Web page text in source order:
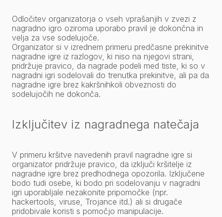
Odločitev organizatorja o vseh vprašanjih v zvezi z
nagradno igro oziroma uporabo pravil je dokončna in
velja za vse sodelujoče.
Organizator si v izrednem primeru predčasne prekinitve
nagradne igre iz razlogov, ki niso na njegovi strani,
pridržuje pravico, da nagrade podeli med tiste, ki so v
nagradni igri sodelovali do trenutka prekinitve, ali pa da
nagradne igre brez kakršnihkoli obveznosti do
sodelujočih ne dokonča.
Izključitev iz nagradnega natečaja
V primeru kršitve navedenih pravil nagradne igre si
organizator pridržuje pravico, da izključi kršitelje iz
nagradne igre brez predhodnega opozorila. Izključene
bodo tudi osebe, ki bodo pri sodelovanju v nagradni
igri uporabljale nezakonite pripomočke (npr.
hackertools, viruse, Trojance itd.) ali si drugače
pridobivale koristi s pomočjo manipulacije.